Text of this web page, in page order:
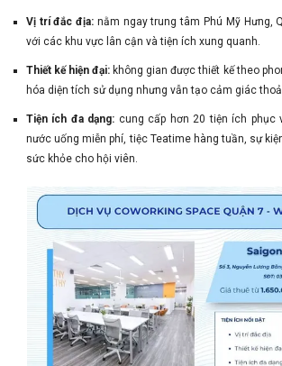
Vị trí đắc địa: nằm ngay trung tâm Phú Mỹ Hưng,
với các khu vực lân cận và tiện ích xung quanh.
Thiết kế hiện đại: không gian được thiết kế theo
hóa diện tích sử dụng nhưng vẫn tạo cảm giác
Tiện ích đa dạng: cung cấp hơn 20 tiện ích phục
nước uống miễn phí, tiệc Teatime hàng tuần, sự
sức khỏe cho hội viên.